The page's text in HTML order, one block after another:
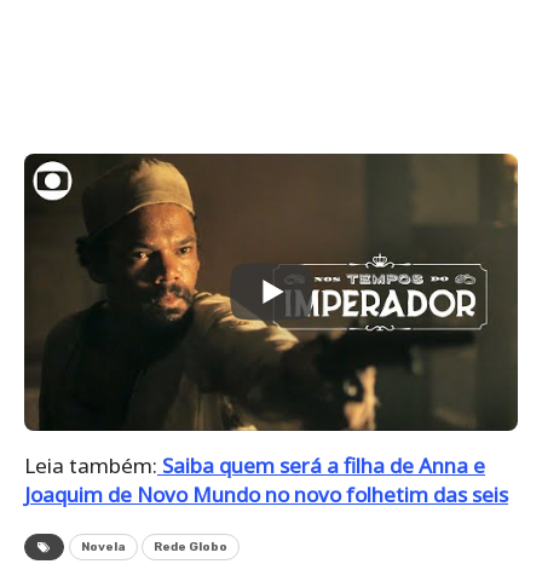
Leia também: Saiba quem será a filha de Anna e
Joaquim de Novo Mundo no novo folhetim das seis
Novela Rede Globo